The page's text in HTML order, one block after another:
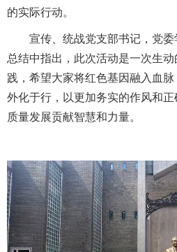
的实际行动。
宣传、统战党支部书记，党
总结中指出，此次活动是一次生
践，希望大家将红色基因融入血脉
外化于行，以更加务实的作风和
质量发展贡献智慧和力量。